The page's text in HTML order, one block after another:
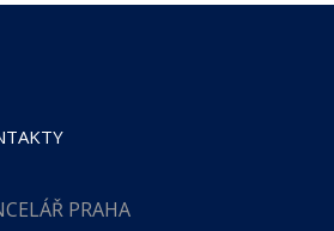
PRAHA